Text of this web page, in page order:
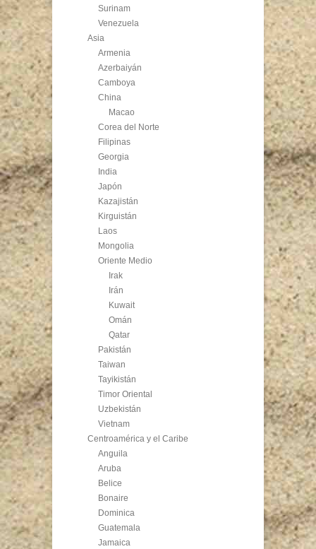
Surinam
Venezuela
Asia
Armenia
Azerbaiyán
Camboya
China
Macao
Corea del Norte
Filipinas
Georgia
India
Japón
Kazajistán
Kirguistán
Laos
Mongolia
Oriente Medio
Irak
Irán
Kuwait
Omán
Qatar
Pakistán
Taiwan
Tayikistán
Timor Oriental
Uzbekistán
Vietnam
Centroamérica y el Caribe
Anguila
Aruba
Belice
Bonaire
Dominica
Guatemala
Jamaica